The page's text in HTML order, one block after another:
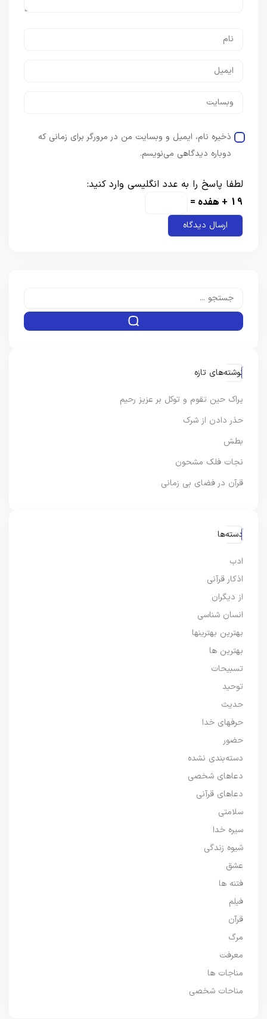
ذخیره نام، ایمیل و وبسایت من در مرورگر برای زمانی که
دوباره دیدگاهی می‌نویسم.
لطفا پاسخ را به عدد انگلیسی وارد کنید:
19 + هفده =
نوشته‌های تازه
یراک حین تقوم و توکل بر عزیز رحیم
حذر دادن از شرک
بطش
نجات فلک مشحون
قرآن در فضای بی زمانی
دسته‌ها
ادب
اذکار قرآنی
از دیگران
انسان شناسی
بهترین بهترینها
بهترین ها
تسبیحات
توحید
حدیث
حرفهای خدا
حضور
دسته‌بندی نشده
دعاهای شخصی
دعاهای قرآنی
سلامتی
سیره خدا
شیوه زندگی
عشق
فتنه ها
فیلم
قرآن
مرگ
معرفت
مناجات ها
مناحات شخصی